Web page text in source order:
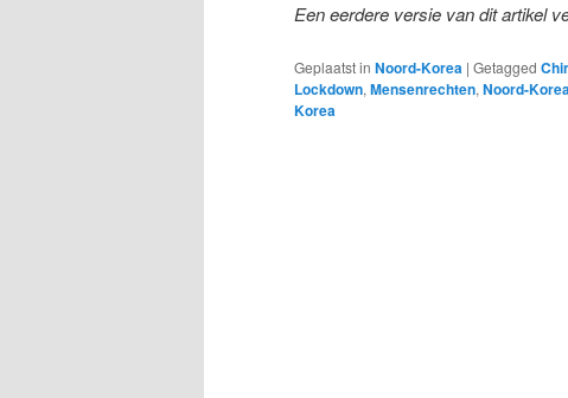
Een eerdere versie van dit artikel
Geplaatst in Noord-Korea | Getagged
Lockdown, Mensenrechten, Noord-
Korea